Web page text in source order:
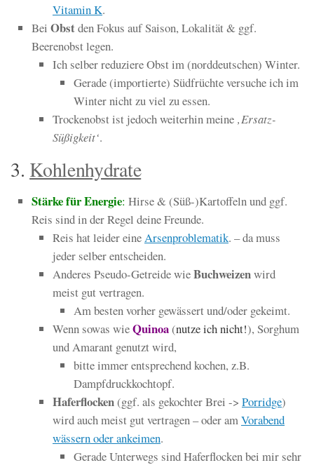
Vitamin K.
Bei Obstden Fokus auf Saison, Lokalität & ggf.
Beerenobst legen.
Ich selber reduziere Obst im (norddeutschen) Winter.
Gerade (importierte) Südfrüchte versuche ich im
Winter nicht zu viel zu essen.
Trockenobst ist jedoch weiterhin meine ‚Ersatz-
Süßigkeit‘.
3. Kohlenhydrate
Stärke für Energie: Hirse & (Süß-)Kartoffeln und ggf.
Reis sind in der Regel deine Freunde.
Reis hat leider eineArsenproblematik. – da muss
jeder selber entscheiden.
Anderes Pseudo-Getreide wieBuchweizenwird
meist gut vertragen.
Am besten vorher gewässert und/oder gekeimt.
Wenn sowas wieQuinoa(nutze ich nicht!), Sorghum
und Amarant genutzt wird,
bitte immer entsprechend kochen, z.B.
Dampfdruckkochtopf.
Haferflocken(ggf. als gekochter Brei -> Porridge)
wird auch meist gut vertragen – oder amVorabend
wässern oder ankeimen.
Gerade Unterwegs sind Haferflocken bei mir sehr